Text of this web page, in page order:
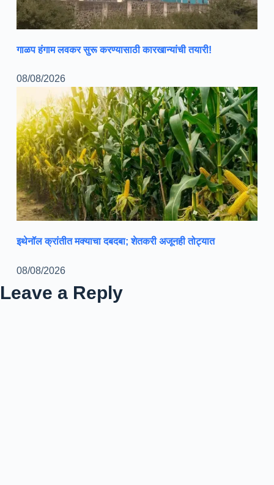
गाळप हंगाम लवकर सुरू करण्यासाठी कारखान्यांची तयारी!
08/08/2026
इथेनॉल क्रांतीत मक्याचा दबदबा; शेतकरी अजूनही तोट्यात
08/08/2026
Leave a Reply